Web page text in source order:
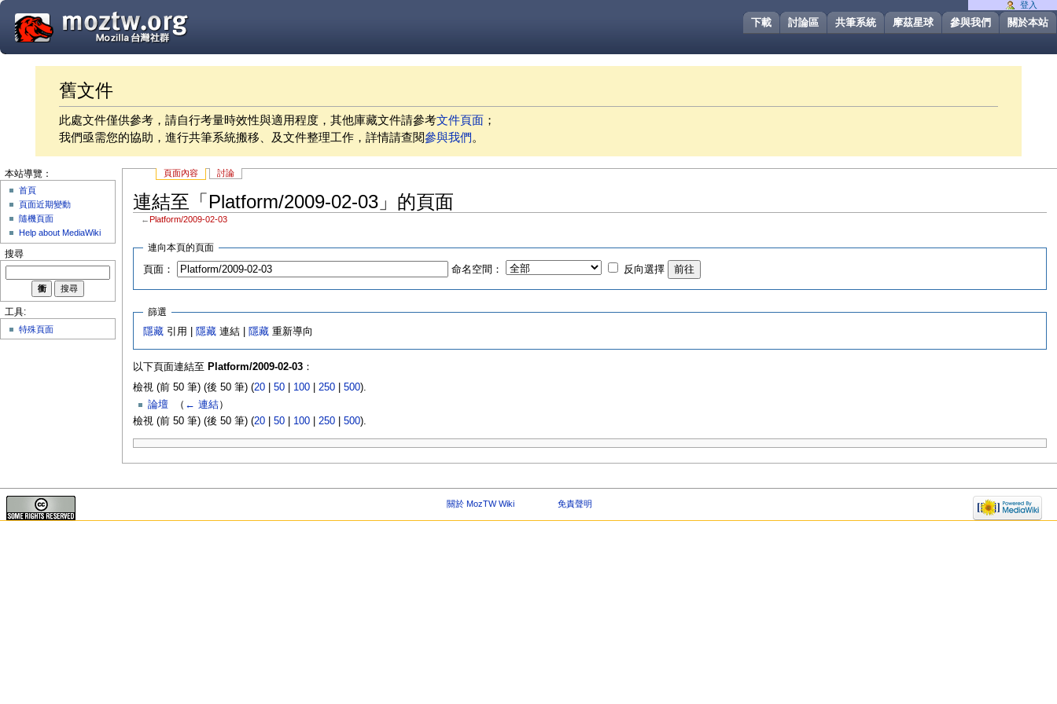
關於本站
參與我們
摩茲星球
共筆系統
討論區
下載
舊文件
此處文件僅供參考，請自行考量時效性與適用程度，其他庫藏文件請參考文件頁面 ；
我們亟需您的協助，進行共筆系統搬移、及文件整理工作，詳情請查閱參與我們。
頁面內容 討論
連結至「Platform/2009-02-03」的頁面
← Platform/2009-02-03
連向本頁的頁面
頁面： 命名空間： 反向選擇
篩選
隱藏 引用 | 隱藏 連結 | 隱藏 重新導向
以下頁面連結至 Platform/2009-02-03：
檢視 (前 50 筆) (後 50 筆) (20| 50| 100| 250| 500).
論壇
（ ← 連結）
檢視 (前 50 筆) (後 50 筆) (20| 50| 100| 250| 500).
登入
本站導覽：
首頁
頁面近期變動
隨機頁面
Help about MediaWiki
搜尋
工具:
特殊頁面
關於 MozTW Wiki 免責聲明